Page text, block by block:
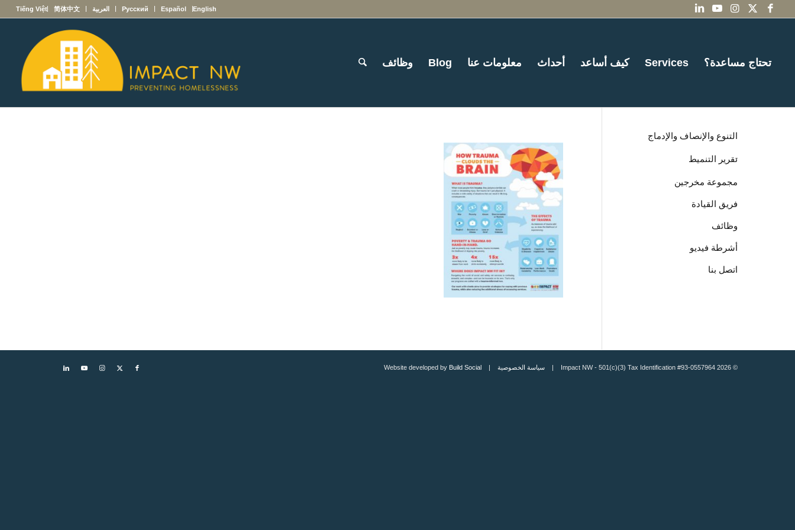
English
Español
Русский العربية 简体中文
Tiếng Việt
تحتاج مساعدة؟ Services كيف أساعد أحداث معلومات عنا Blog وظائف
التنوع والإنصاف والإدماج
تقرير التنميط
مجموعة مخرجين
فريق القيادة
وظائف
أشرطة فيديو
اتصل بنا
© 2026 Impact NW - 501(c)(3) Tax Identification #93-0557964 | سياسة الخصوصية | Website developed by
Build Social